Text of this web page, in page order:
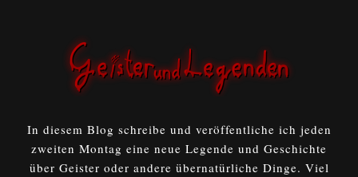
In diesem Blog schreibe und veröffentliche ich jeden
zweiten Montag eine neue Legende und Geschichte
über Geister oder andere übernatürliche Dinge. Viel